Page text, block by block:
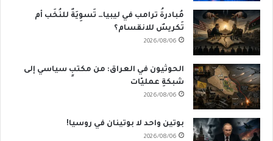
مُبادرةُ ترامب في ليبيا… تَسوِيَةٌ للنُخَب أم
تَكريسٌ للانقسام؟
2026/08/06
الحوثيون في العراق: من مكتبٍ سياسي إلى
شبكةِ عمليّات
2026/08/06
بوتين واحد لا بوتينان في روسيا!
2026/08/06